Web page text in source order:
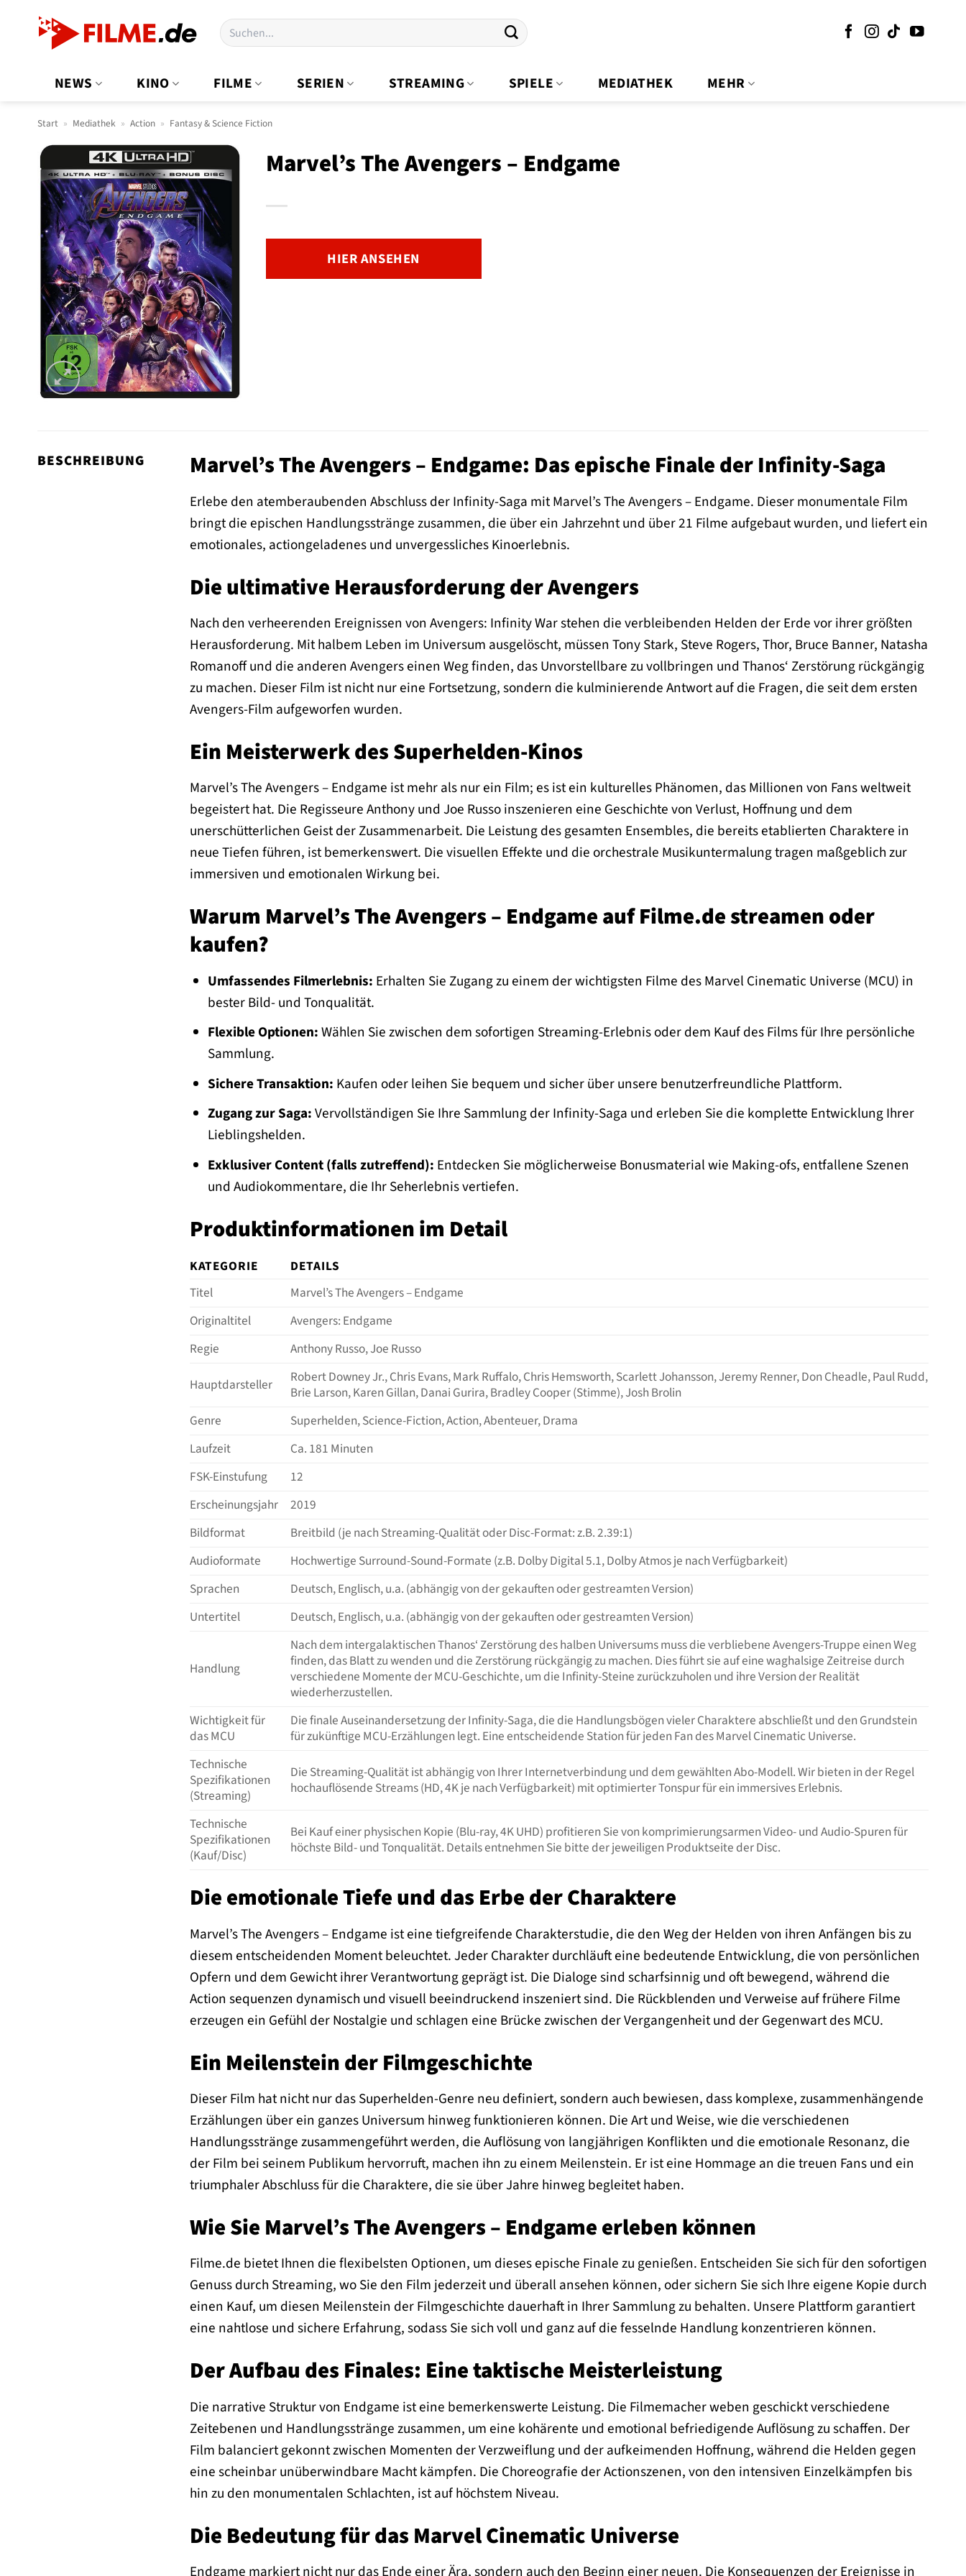
Suchen
nach:
NEWS KINO FILME SERIEN STREAMING SPIELE MEDIATHEK MEHR
Start » Mediathek » Action » Fantasy & Science Fiction
Marvel’s The Avengers – Endgame
HIER ANSEHEN
BESCHREIBUNG Marvel’s The Avengers – Endgame: Das epische Finale der Infinity-Saga
Erlebe den atemberaubenden Abschluss der Infinity-Saga mit Marvel’s The Avengers – Endgame. Dieser monumentale Film
bringt die epischen Handlungsstränge zusammen, die über ein Jahrzehnt und über 21 Filme aufgebaut wurden, und liefert ein
emotionales, actiongeladenes und unvergessliches Kinoerlebnis.
Die ultimative Herausforderung der Avengers
Nach den verheerenden Ereignissen von Avengers: Infinity War stehen die verbleibenden Helden der Erde vor ihrer größten
Herausforderung. Mit halbem Leben im Universum ausgelöscht, müssen Tony Stark, Steve Rogers, Thor, Bruce Banner, Natasha
Romanoff und die anderen Avengers einen Weg finden, das Unvorstellbare zu vollbringen und Thanos‘ Zerstörung rückgängig
zu machen. Dieser Film ist nicht nur eine Fortsetzung, sondern die kulminierende Antwort auf die Fragen, die seit dem ersten
Avengers-Film aufgeworfen wurden.
Ein Meisterwerk des Superhelden-Kinos
Marvel’s The Avengers – Endgame ist mehr als nur ein Film; es ist ein kulturelles Phänomen, das Millionen von Fans weltweit
begeistert hat. Die Regisseure Anthony und Joe Russo inszenieren eine Geschichte von Verlust, Hoffnung und dem
unerschütterlichen Geist der Zusammenarbeit. Die Leistung des gesamten Ensembles, die bereits etablierten Charaktere in
neue Tiefen führen, ist bemerkenswert. Die visuellen Effekte und die orchestrale Musikuntermalung tragen maßgeblich zur
immersiven und emotionalen Wirkung bei.
Warum Marvel’s The Avengers – Endgame auf Filme.de streamen oder
kaufen?
Umfassendes Filmerlebnis: Erhalten Sie Zugang zu einem der wichtigsten Filme des Marvel Cinematic Universe (MCU) in
bester Bild- und Tonqualität.
Flexible Optionen:Wählen Sie zwischen dem sofortigen Streaming-Erlebnis oder dem Kauf des Films für Ihre persönliche
Sammlung.
Sichere Transaktion: Kaufen oder leihen Sie bequem und sicher über unsere benutzerfreundliche Plattform.
Zugang zur Saga:Vervollständigen Sie Ihre Sammlung der Infinity-Saga und erleben Sie die komplette Entwicklung Ihrer
Lieblingshelden.
Exklusiver Content (falls zutreffend): Entdecken Sie möglicherweise Bonusmaterial wie Making-ofs, entfallene Szenen
und Audiokommentare, die Ihr Seherlebnis vertiefen.
Produktinformationen im Detail
KATEGORIE
DETAILS
Titel
Marvel’s The Avengers – Endgame
Originaltitel
Avengers: Endgame
Regie
Anthony Russo, Joe Russo
Hauptdarsteller
Robert Downey Jr., Chris Evans, Mark Ruffalo, Chris Hemsworth, Scarlett Johansson, Jeremy Renner, Don Cheadle, Paul Rudd,
Brie Larson, Karen Gillan, Danai Gurira, Bradley Cooper (Stimme), Josh Brolin
Genre
Superhelden, Science-Fiction, Action, Abenteuer, Drama
Laufzeit
Ca. 181 Minuten
FSK-Einstufung
12
Erscheinungsjahr
2019
Bildformat
Breitbild (je nach Streaming-Qualität oder Disc-Format: z.B. 2.39:1)
Audioformate
Hochwertige Surround-Sound-Formate (z.B. Dolby Digital 5.1, Dolby Atmos je nach Verfügbarkeit)
Sprachen
Deutsch, Englisch, u.a. (abhängig von der gekauften oder gestreamten Version)
Untertitel
Deutsch, Englisch, u.a. (abhängig von der gekauften oder gestreamten Version)
Handlung
Nach dem intergalaktischen Thanos‘ Zerstörung des halben Universums muss die verbliebene Avengers-Truppe einen Weg
finden, das Blatt zu wenden und die Zerstörung rückgängig zu machen. Dies führt sie auf eine waghalsige Zeitreise durch
verschiedene Momente der MCU-Geschichte, um die Infinity-Steine zurückzuholen und ihre Version der Realität
wiederherzustellen.
Wichtigkeit für
das MCU
Die finale Auseinandersetzung der Infinity-Saga, die die Handlungsbögen vieler Charaktere abschließt und den Grundstein
für zukünftige MCU-Erzählungen legt. Eine entscheidende Station für jeden Fan des Marvel Cinematic Universe.
Technische
Spezifikationen
(Streaming)
Die Streaming-Qualität ist abhängig von Ihrer Internetverbindung und dem gewählten Abo-Modell. Wir bieten in der Regel
hochauflösende Streams (HD, 4K je nach Verfügbarkeit) mit optimierter Tonspur für ein immersives Erlebnis.
Technische
Spezifikationen
(Kauf/Disc)
Bei Kauf einer physischen Kopie (Blu-ray, 4K UHD) profitieren Sie von komprimierungsarmen Video- und Audio-Spuren für
höchste Bild- und Tonqualität. Details entnehmen Sie bitte der jeweiligen Produktseite der Disc.
Die emotionale Tiefe und das Erbe der Charaktere
Marvel’s The Avengers – Endgame ist eine tiefgreifende Charakterstudie, die den Weg der Helden von ihren Anfängen bis zu
diesem entscheidenden Moment beleuchtet. Jeder Charakter durchläuft eine bedeutende Entwicklung, die von persönlichen
Opfern und dem Gewicht ihrer Verantwortung geprägt ist. Die Dialoge sind scharfsinnig und oft bewegend, während die
Action sequenzen dynamisch und visuell beeindruckend inszeniert sind. Die Rückblenden und Verweise auf frühere Filme
erzeugen ein Gefühl der Nostalgie und schlagen eine Brücke zwischen der Vergangenheit und der Gegenwart des MCU.
Ein Meilenstein der Filmgeschichte
Dieser Film hat nicht nur das Superhelden-Genre neu definiert, sondern auch bewiesen, dass komplexe, zusammenhängende
Erzählungen über ein ganzes Universum hinweg funktionieren können. Die Art und Weise, wie die verschiedenen
Handlungsstränge zusammengeführt werden, die Auflösung von langjährigen Konflikten und die emotionale Resonanz, die
der Film bei seinem Publikum hervorruft, machen ihn zu einem Meilenstein. Er ist eine Hommage an die treuen Fans und ein
triumphaler Abschluss für die Charaktere, die sie über Jahre hinweg begleitet haben.
Wie Sie Marvel’s The Avengers – Endgame erleben können
Filme.de bietet Ihnen die flexibelsten Optionen, um dieses epische Finale zu genießen. Entscheiden Sie sich für den sofortigen
Genuss durch Streaming, wo Sie den Film jederzeit und überall ansehen können, oder sichern Sie sich Ihre eigene Kopie durch
einen Kauf, um diesen Meilenstein der Filmgeschichte dauerhaft in Ihrer Sammlung zu behalten. Unsere Plattform garantiert
eine nahtlose und sichere Erfahrung, sodass Sie sich voll und ganz auf die fesselnde Handlung konzentrieren können.
Der Aufbau des Finales: Eine taktische Meisterleistung
Die narrative Struktur von Endgame ist eine bemerkenswerte Leistung. Die Filmemacher weben geschickt verschiedene
Zeitebenen und Handlungsstränge zusammen, um eine kohärente und emotional befriedigende Auflösung zu schaffen. Der
Film balanciert gekonnt zwischen Momenten der Verzweiflung und der aufkeimenden Hoffnung, während die Helden gegen
eine scheinbar unüberwindbare Macht kämpfen. Die Choreografie der Actionszenen, von den intensiven Einzelkämpfen bis
hin zu den monumentalen Schlachten, ist auf höchstem Niveau.
Die Bedeutung für das Marvel Cinematic Universe
Endgame markiert nicht nur das Ende einer Ära, sondern auch den Beginn einer neuen. Die Konsequenzen der Ereignisse in